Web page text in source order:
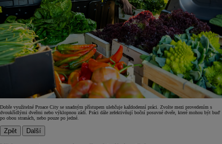
Dobře využitelné Proace City se snadným přístupem ulehčuje každodenní práci. Zvolte mezi provedením s
dvoukřídlými dveřmi nebo výklopnou zádí. Práci dále zefektivňují boční posuvné dveře, které mohou být buď
po obou stranách, nebo pouze po jedné.
Zpět Další